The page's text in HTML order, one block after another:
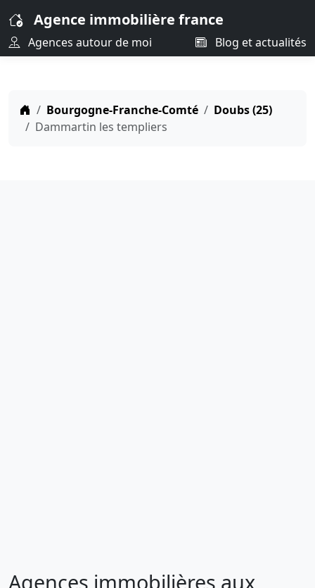
Agence immobilière france
Agences autour de moi Blog et actualités
Bourgogne-Franche-Comté
Doubs (25)
Dammartin les templiers
Agences immobilières aux